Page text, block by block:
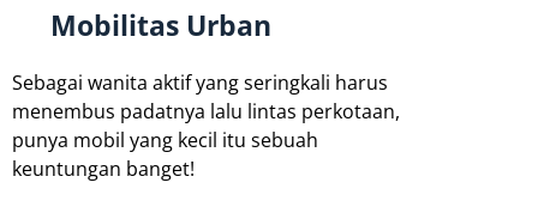
Mobilitas Urban
Sebagai wanita aktif yang seringkali harus
menembus padatnya lalu lintas perkotaan,
punya mobil yang kecil itu sebuah
keuntungan banget!